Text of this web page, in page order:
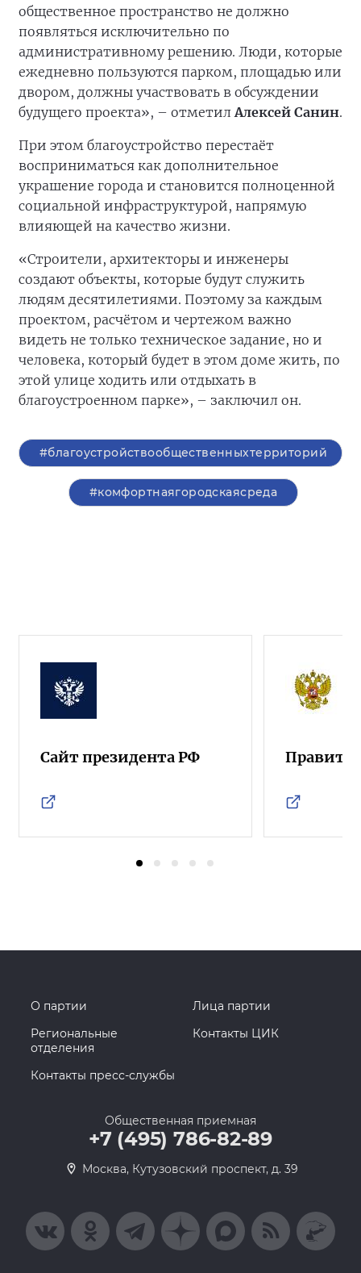
общественное пространство не должно
появляться исключительно по
административному решению. Люди, которые
ежедневно пользуются парком, площадью или
двором, должны участвовать в обсуждении
будущего проекта», – отметилАлексей Санин.
При этом благоустройство перестаёт
восприниматься как дополнительное
украшение города и становится полноценной
социальной инфраструктурой, напрямую
влияющей на качество жизни.
«Строители, архитекторы и инженеры
создают объекты, которые будут служить
людям десятилетиями. Поэтому за каждым
проектом, расчётом и чертежом важно
видеть не только техническое задание, но и
человека, который будет в этом доме жить, по
этой улице ходить или отдыхать в
благоустроенном парке», – заключил он.
#благоустройствообщественныхтерриторий
#комфортнаягородскаясреда
Сайт президента РФ
О партии
Лица партии
Региональные
отделения
Контакты ЦИК
Контакты пресс-службы
Общественная приемная
+7 (495) 786-82-89
Москва, Кутузовский проспект, д. 39